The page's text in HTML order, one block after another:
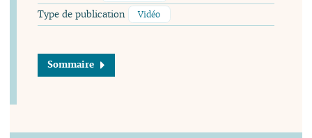
Type de publication Vidéo
Sommaire